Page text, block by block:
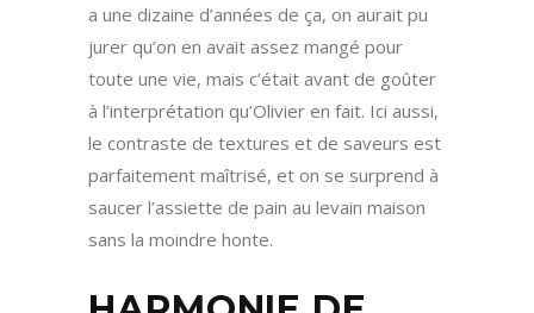
a une dizaine d’années de ça, on aurait pu
jurer qu’on en avait assez mangé pour
toute une vie, mais c’était avant de goûter
à l’interprétation qu’Olivier en fait. Ici aussi,
le contraste de textures et de saveurs est
parfaitement maîtrisé, et on se surprend à
saucer l’assiette de pain au levain maison
sans la moindre honte.